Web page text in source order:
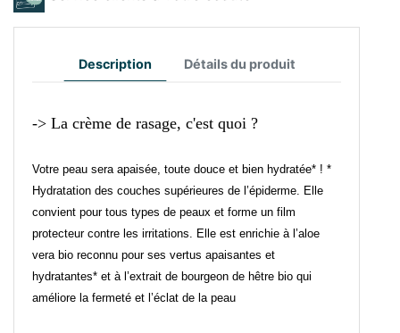
Description Détails du produit
-> La crème de rasage, c'est quoi ?
Votre peau sera apaisée, toute douce et bien hydratée* ! *
Hydratation des couches supérieures de l’épiderme. Elle
convient pour tous types de peaux et forme un film
protecteur contre les irritations. Elle est enrichie à l’aloe
vera bio reconnu pour ses vertus apaisantes et
hydratantes* et à l’extrait de bourgeon de hêtre bio qui
améliore la fermeté et l’éclat de la peau